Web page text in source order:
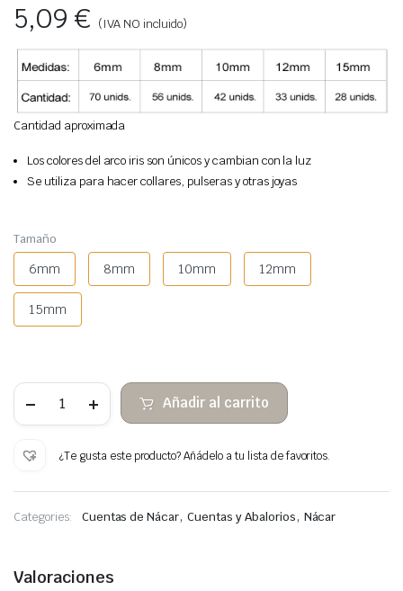
5,09€ (IVA NO incluido)
Cantidad aproximada
Los colores del arco iris son únicos y cambian con la luz
Se utiliza para hacer collares, pulseras y otras joyas
Tamaño
6mm 8mm 10mm 12mm
15mm
labio
cantidad
Añadir al carrito
¿Te gusta este producto? Añádelo a tu lista de favoritos.
Categories: Cuentas de Nácar,Cuentas y Abalorios, Nácar
Valoraciones